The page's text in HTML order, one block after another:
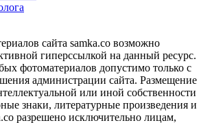
сайта samka.co возможно
гиперссылкой на данный ресурс.
фотоматериалов допустимо только с
администрации сайта. Размещение
или иной собственности
знаки, литературные произведения и
разрешено исключительно лицам,